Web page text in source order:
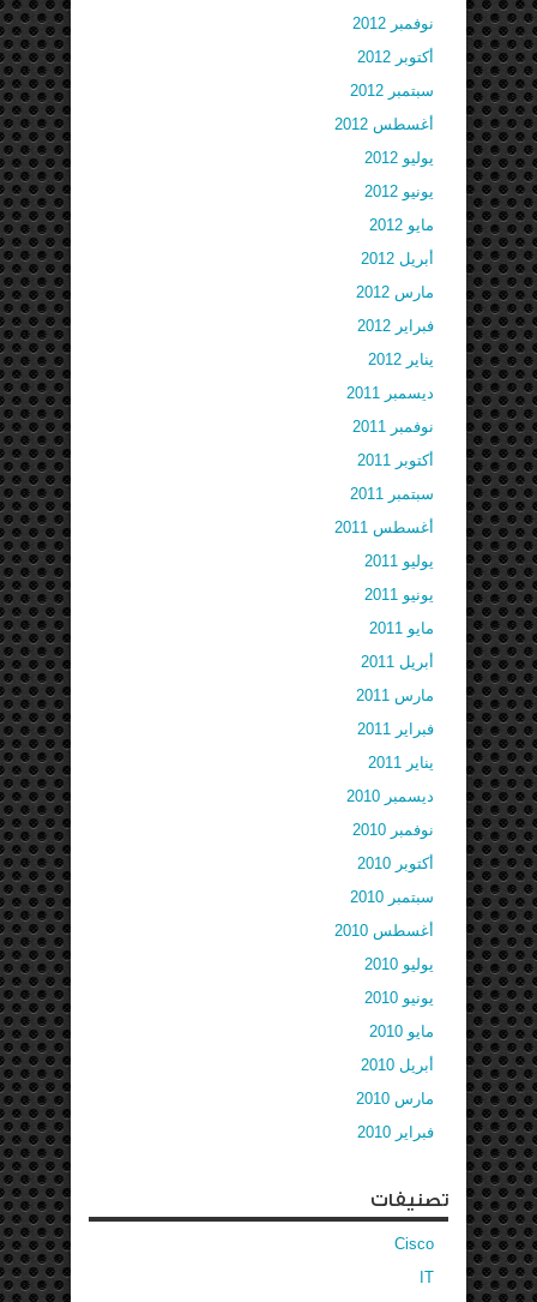
نوفمبر 2012
أكتوبر 2012
سبتمبر 2012
أغسطس 2012
يوليو 2012
يونيو 2012
مايو 2012
أبريل 2012
مارس 2012
فبراير 2012
يناير 2012
ديسمبر 2011
نوفمبر 2011
أكتوبر 2011
سبتمبر 2011
أغسطس 2011
يوليو 2011
يونيو 2011
مايو 2011
أبريل 2011
مارس 2011
فبراير 2011
يناير 2011
ديسمبر 2010
نوفمبر 2010
أكتوبر 2010
سبتمبر 2010
أغسطس 2010
يوليو 2010
يونيو 2010
مايو 2010
أبريل 2010
مارس 2010
فبراير 2010
تصنيفات
Cisco
IT